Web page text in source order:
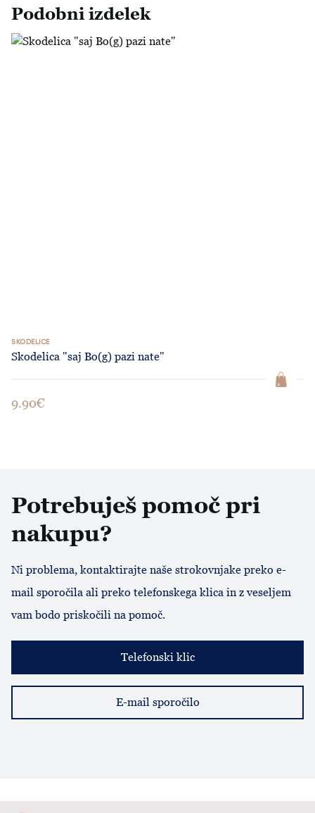
Podobni izdelek
Skodelica "saj Bo(g) pazi nate"
SKODELICE
Skodelica "saj Bo(g) pazi nate"
9.90€
Potrebuješ pomoč pri
nakupu?
Ni problema, kontaktirajte naše strokovnjake preko e-
mail sporočila ali preko telefonskega klica in z veseljem
vam bodo priskočili na pomoč.
Telefonski klic
E-mail sporočilo